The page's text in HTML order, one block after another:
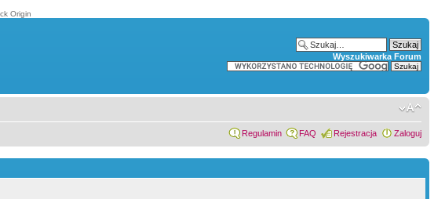
Origin
Wyszukiwarka Forum
Regulamin FAQ Rejestracja Zaloguj